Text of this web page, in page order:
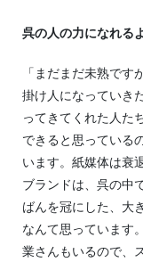
呉の人の力になれる
「まだまだ未熟で
掛け人になっていき
ってきてくれた人た
できると思っている
います。紙媒体は衰
ブランドは、呉の中
ばんを冠にした、大
なんて思っています
業さんもいるので、